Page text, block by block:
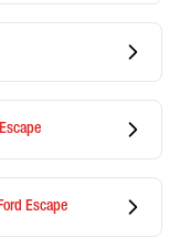
Escape
Ford Escape